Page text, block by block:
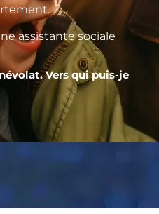
assistante sociale
Vers qui puis-je